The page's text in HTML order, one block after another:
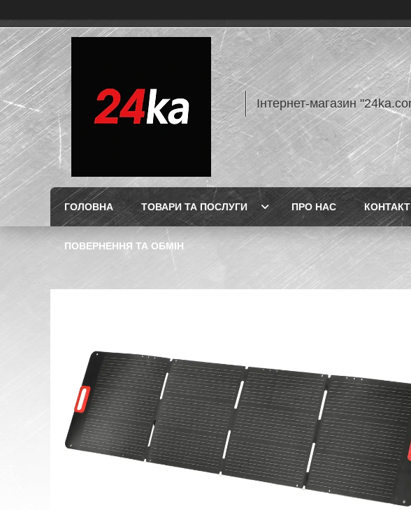
Інтернет-магазин
ГОЛОВНА ТОВАРИ ТА ПОСЛУГИ ПРО НАС
ПОВЕРНЕННЯ ТА ОБМІН